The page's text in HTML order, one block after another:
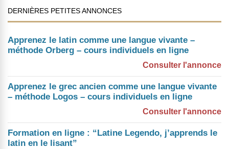
DERNIÈRES PETITES ANNONCES
Apprenez le latin comme une langue vivante –
méthode Orberg – cours individuels en ligne
Consulter l'annonce
Apprenez le grec ancien comme une langue vivante
– méthode Logos – cours individuels en ligne
Consulter l'annonce
Formation en ligne : “Latine Legendo, j’apprends le
latin en le lisant”